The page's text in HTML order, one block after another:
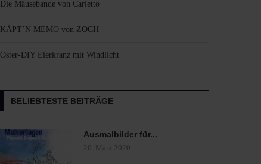
Die Mäusebande von Carletto
KÄPT’N MEMO von ZOCH
Oster-DIY Eierkranz mit Windlicht
BELIEBTESTE BEITRÄGE
Ausmalbilder für...
20. März 2020